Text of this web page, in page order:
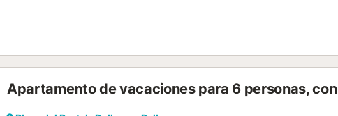
Apartamento de vacaciones para 6 personas,